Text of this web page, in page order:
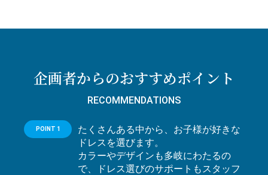
企画者からのおすすめポイント
RECOMMENDATIONS
POINT 1
たくさんある中から、お子様が好きな
ドレスを選びます。
カラーやデザインも多岐にわたるの
で、ドレス選びのサポートもスタッフ